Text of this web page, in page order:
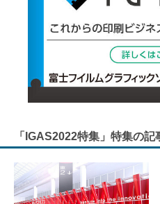
「IGAS2022特集」特集の記